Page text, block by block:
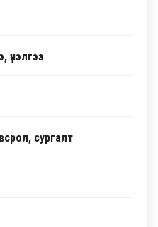
үнэлгээ
сургалт